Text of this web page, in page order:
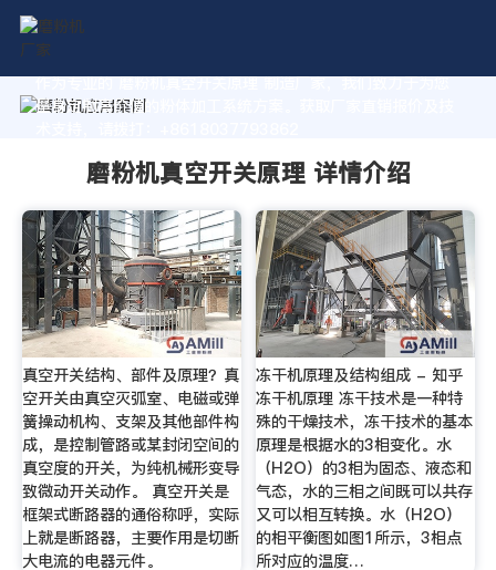
作为专业的 磨粉机真空开关原理 制造厂家，我们致力于为您
量身定制高价值的粉体加工系统方案。获取厂家直销报价及技
磨粉机真空开关原理 详情介绍
真空开关结构、部件及原理？真
空开关由真空灭弧室、电磁或弹
簧操动机构、支架及其他部件构
成，是控制管路或某封闭空间的
真空度的开关，为纯机械形变导
致微动开关动作。 真空开关是
框架式断路器的通俗称呼，实际
上就是断路器，主要作用是切断
大电流的电器元件。
冻干机原理及结构组成 - 知乎
冻干机原理 冻干技术是一种特
殊的干燥技术，冻干技术的基本
原理是根据水的3相变化。水
（H2O）的3相为固态、液态和
气态，水的三相之间既可以共存
又可以相互转换。水（H2O）
的相平衡图如图1所示，3相点
所对应的温度…